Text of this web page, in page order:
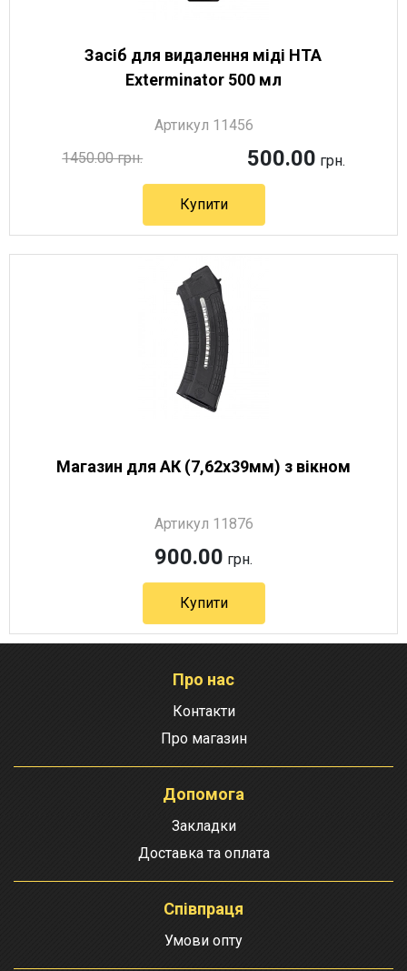
Засіб для видалення міді HTA
Exterminator 500 мл
Артикул 11456
1450.00 грн.
500.00 грн.
Купити
Магазин для АК (7,62х39мм) з вікном
Артикул 11876
900.00 грн.
Купити
Про нас
Контакти
Про магазин
Допомога
Закладки
Доставка та оплата
Співпраця
Умови опту